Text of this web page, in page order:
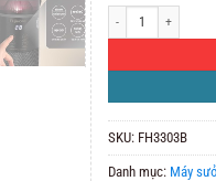
Quạt sưởi gốm
SKU: FH3303B
Danh mục: Máy